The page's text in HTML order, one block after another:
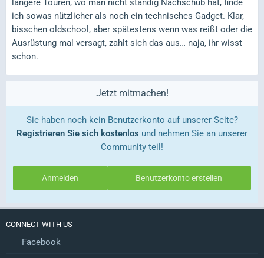
längere Touren, wo man nicht ständig Nachschub hat, finde
ich sowas nützlicher als noch ein technisches Gadget. Klar,
bisschen oldschool, aber spätestens wenn was reißt oder die
Ausrüstung mal versagt, zahlt sich das aus… naja, ihr wisst
schon.
Jetzt mitmachen!
Sie haben noch kein Benutzerkonto auf unserer Seite?
Registrieren Sie sich kostenlos und nehmen Sie an unserer
Community teil!
Benutzerkonto erstellen
Anmelden
CONNECT WITH US
Facebook